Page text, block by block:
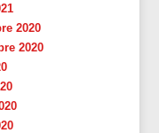
2020
2020